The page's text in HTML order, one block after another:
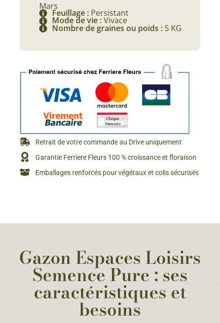
Mars
Feuillage : Persistant
Mode de vie :Vivace
Nombre de graines ou poids : 5 KG
Retrait de votre commande au Drive uniquement
Garantie Ferriere Fleurs 100 % croissance et floraison
Emballages renforcés pour végétaux et colis sécurisés
Gazon Espaces Loisirs
Semence Pure : ses
caractéristiques et
besoins